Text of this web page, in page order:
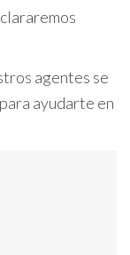
agentes se
ayudarte en